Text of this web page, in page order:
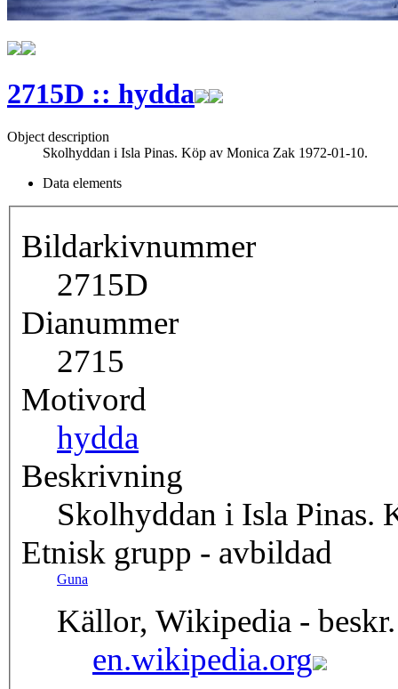
2715D :: hydda
Object description
Skolhyddan i Isla Pinas. Köp av Monica Zak 1972-01-10.
Data elements
Bildarkivnummer
2715D
Dianummer
2715
Motivord
hydda
Beskrivning
Skolhyddan i Isla Pinas.
Etnisk grupp - avbildad
Guna
Källor, Wikipedia -
en.wikipedia.org